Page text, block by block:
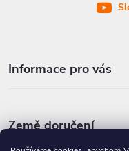
Informace pro vás
Země doručení